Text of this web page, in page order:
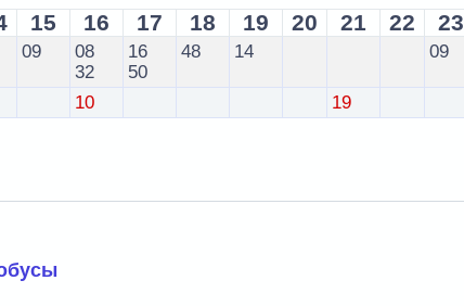
15 16 17 18 19 20 21 22 23
09
08
32
16
50
48 14 09
10 19